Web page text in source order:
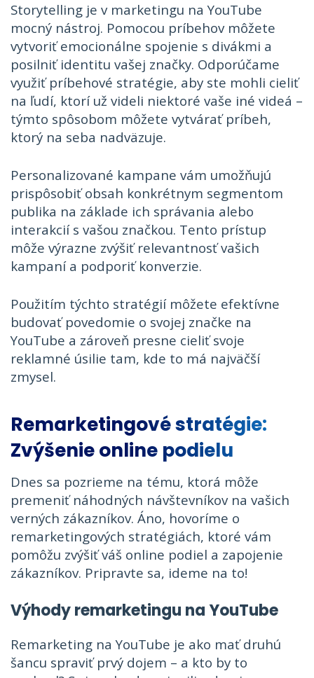
Storytelling je v marketingu na YouTube
mocný nástroj. Pomocou príbehov môžete
vytvoriť emocionálne spojenie s divákmi a
posilniť identitu vašej značky. Odporúčame
využiť príbehové stratégie, aby ste mohli cieliť
na ľudí, ktorí už videli niektoré vaše iné videá –
týmto spôsobom môžete vytvárať príbeh,
ktorý na seba nadväzuje.
Personalizované kampane vám umožňujú
prispôsobiť obsah konkrétnym segmentom
publika na základe ich správania alebo
interakcií s vašou značkou. Tento prístup
môže výrazne zvýšiť relevantnosť vašich
kampaní a podporiť konverzie.
Použitím týchto stratégií môžete efektívne
budovať povedomie o svojej značke na
YouTube a zároveň presne cieliť svoje
reklamné úsilie tam, kde to má najväčší
zmysel.
Remarketingové stratégie:
Zvýšenie online podielu
Dnes sa pozrieme na tému, ktorá môže
premeniť náhodných návštevníkov na vašich
verných zákazníkov. Áno, hovoríme o
remarketingových stratégiách, ktoré vám
pomôžu zvýšiť váš online podiel a zapojenie
zákazníkov. Pripravte sa, ideme na to!
Výhody remarketingu na YouTube
Remarketing na YouTube je ako mať druhú
šancu spraviť prvý dojem – a kto by to